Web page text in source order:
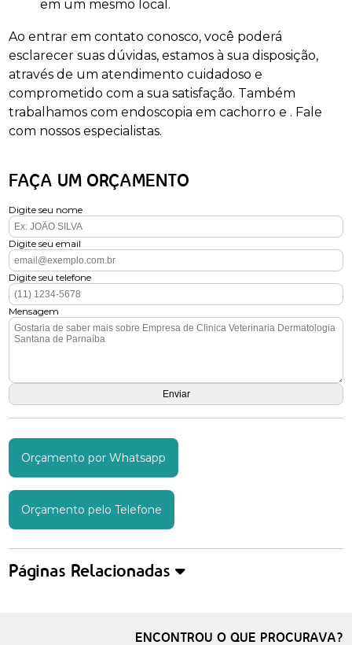
em um mesmo local.
Ao entrar em contato conosco, você poderá
esclarecer suas dúvidas, estamos à sua disposição,
através de um atendimento cuidadoso e
comprometido com a sua satisfação. Também
trabalhamos com endoscopia em cachorro e . Fale
com nossos especialistas.
FAÇA UM ORÇAMENTO
Digite seu nome
Digite seu email
Digite seu telefone
Mensagem
Orçamento por Whatsapp
Orçamento pelo Telefone
Páginas Relacionadas
ENCONTROU O QUE PROCURAVA?